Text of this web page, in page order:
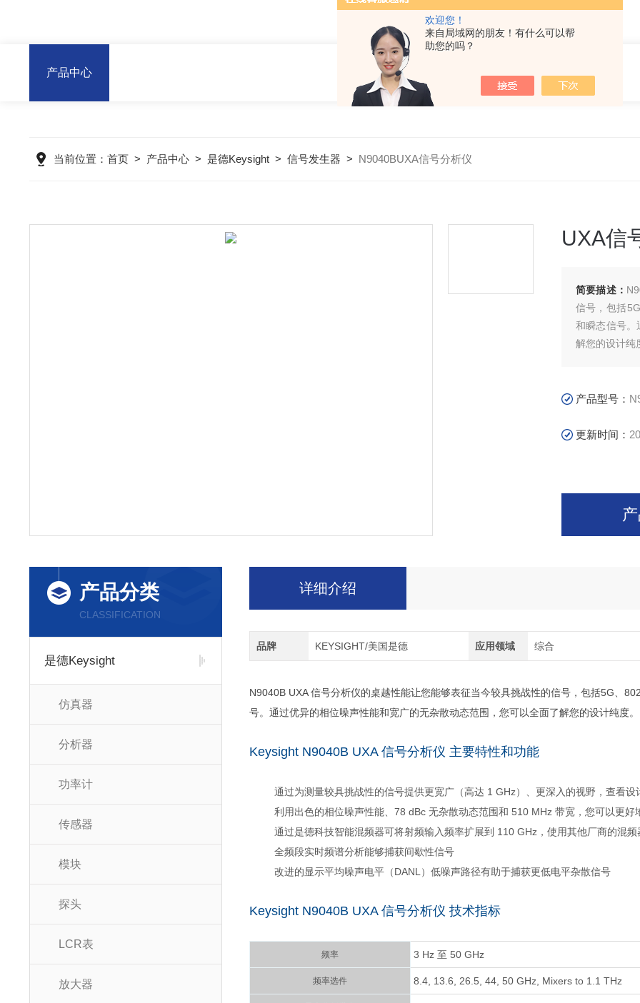
欢迎您！
来自局域网的朋友！有什么可以帮
助您的吗？
产品中心
当前位置： 首页> 产品中心> 是德Keysight> 信号发生器 > N9040BUXA信号分析仪
UXA信
简要描述：
信号，包括
和瞬态信号。
解您的设计纯
产品型号：
更新时间：
产品分类
CLASSIFICATION
是德Keysight
仿真器
分析器
功率计
传感器
模块
探头
LCR表
放大器
详细介绍
品牌 KEYSIGHT/美国是德 应用领域 综合
N9040B UXA 信号分析仪的桌越性能让您能够表征当今较具挑战性的信号，包括5G、
号。通过优异的相位噪声性能和宽广的无杂散动态范围，您可以全面了解您的设计纯度。
Keysight N9040B UXA 信号分析仪 主要特性和功能
通过为测量较具挑战性的信号提供更宽广（高达 1 GHz）、更深入的视野，查看设
利用出色的相位噪声性能、78 dBc 无杂散动态范围和 510 MHz 带宽，您可以更好
通过是德科技智能混频器可将射频输入频率扩展到 110 GHz，使用其他厂商的混
全频段实时频谱分析能够捕获间歇性信号
改进的显示平均噪声电平（DANL）低噪声路径有助于捕获更低电平杂散信号
Keysight N9040B UXA 信号分析仪 技术指标
频率 3 Hz 至 50 GHz
频率选件 8.4, 13.6, 26.5, 44, 50 GHz, Mixers to 1.1 THz